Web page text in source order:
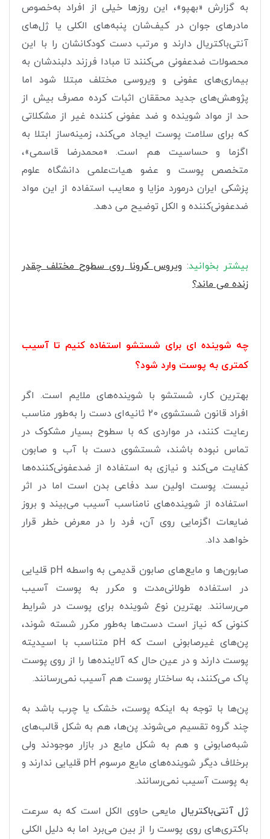
به گزارش «بهپو»، این روزها خیلی از افراد به‌خصوص
مادرهای جوان در کیف‌شان پنبه‌های الکلی یا ژل‌های
آنتی‌باکتریال دارند و مرتب دست کودکانشان را با این
محصولات ضدعفونی می‌کنند تا مبادا فرزند دلبندشان به
بیماری‌های عفونی و ویروسی مختلف مبتلا شود اما
پژوهش‌های جدید محققان اثبات کرده مصرف بیش از
حد از مواد شوینده و ضد عفونی کننده غیر از مشکلاتی
که برای سلامت پوست ایجاد می‌کند، زمینه‌ساز ابتلا به
اگزما و حساسیت هم است. «محمدرضا قاسمی»،
متخصص پوست و عضو هیات‌علمی دانشگاه علوم‌
پزشکی ایران درمورد مزایا و معایب استفاده از این مواد
ضدعفونی‌کننده و الکل توضیح می دهد.
بیشتر بخوانید: ویروس کرونا روی سطوح مختلف چقدر
زنده می ماند؟
چه شوینده‌ ای برای شستشو استفاده کنیم تا آسیب
کمتری به پوست وارد شود؟
بهترین کار، شستشو با شوینده‌های ملایم است. اگر
افراد قانون شستشوی 20 ثانیه‌ای دست را به‌طور مناسب
رعایت کنند، در مواردی که با سطوح بسیار مشکوک در
تماس نبوده‌ باشند، شستشوی دست با آب و صابون
کفایت می‌کند و نیازی به استفاده از ضدعفونی‌کننده‌ها
نیست. پوست اولین سد دفاعی بدن است اما در اثر
استفاده از شوینده‌های نامناسب آسیب می‌بیند و بروز
ضایعات اگزمایی روی آن، فرد را در معرض خطر قرار
خواهد داد.
صابون‌ها و مایع‌های صابون قدیمی به واسطه pH قلیایی
در استفاده طولانی‌مدت و مکرر به پوست آسیب
می‌رسانند. بهترین نوع شوینده برای پوست در شرایط
کنونی که نیاز است دست‌ها به‌طور مکرر شسته شوند،
پن‌های غیرصابونی است که pH متناسب با اسیدیته
پوست دارند و در عین حال که آلاینده‌ها را از روی پوست
پاک می‌کنند، به ساختار پوست هم آسیب نمی‌رسانند.
پن‌ها با توجه به اینکه پوست، خشک یا چرب باشد به
چند گروه تقسیم می‌شوند. پن‌ها، هم به شکل قالب‌های
شبه‌صابونی و هم به شکل مایع در بازار موجودند ولی
برخلاف دیگر شوینده‌های مایع مرسوم pH قلیایی ندارند و
به پوست آسیب نمی‌رسانند.
ژل آنتی‌باکتریال مایعی حاوی الکل است که به سرعت
باکتری‌های روی پوست را از بین می‌برد اما به دلیل الکلی